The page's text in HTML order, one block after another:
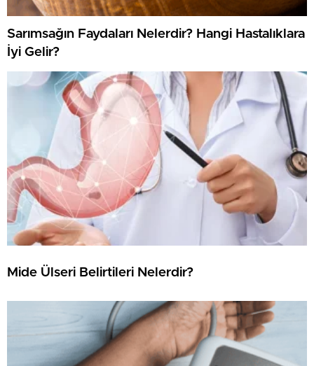
Sarımsağın Faydaları Nelerdir? Hangi Hastalıklara
İyi Gelir?
Mide Ülseri Belirtileri Nelerdir?